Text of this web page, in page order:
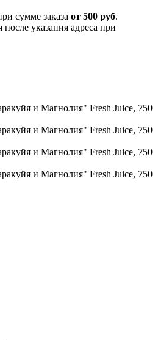
сумме заказа от 500 руб.
указания адреса при